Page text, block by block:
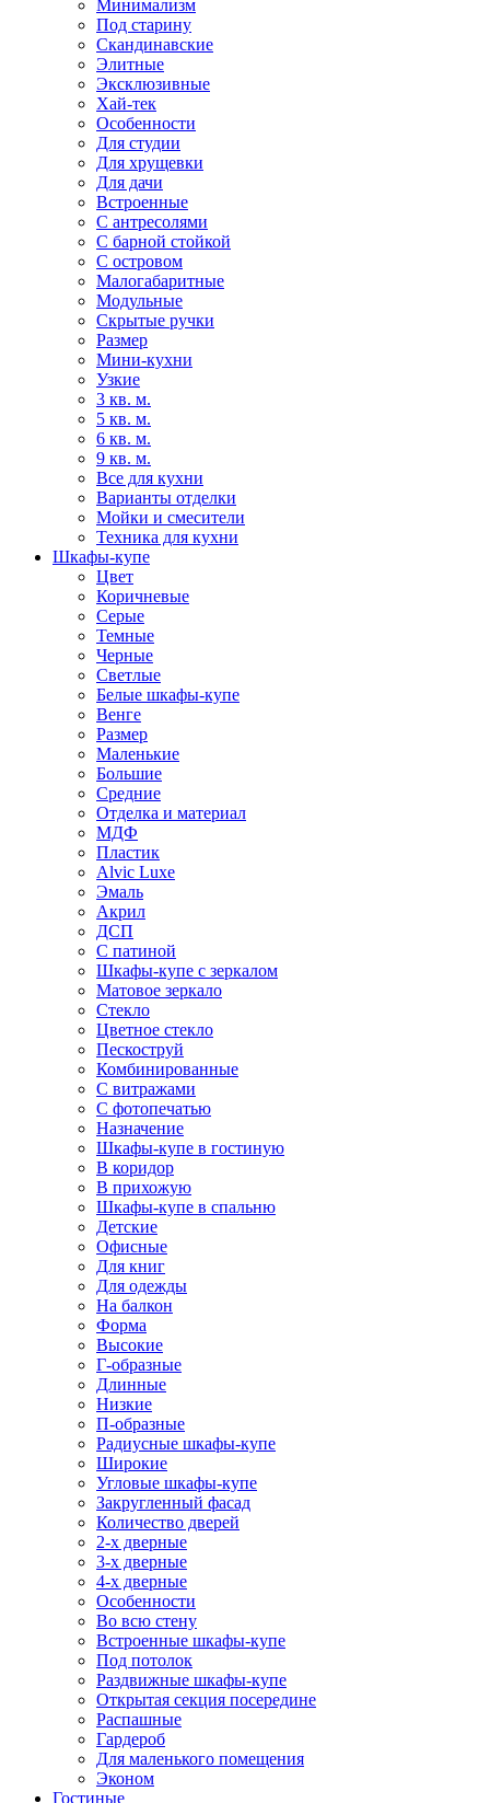
Минимализм
Под старину
Скандинавские
Элитные
Эксклюзивные
Хай-тек
Особенности
Для студии
Для хрущевки
Для дачи
Встроенные
С антресолями
С барной стойкой
С островом
Малогабаритные
Модульные
Скрытые ручки
Размер
Мини-кухни
Узкие
3 кв. м.
5 кв. м.
6 кв. м.
9 кв. м.
Все для кухни
Варианты отделки
Мойки и смесители
Техника для кухни
Шкафы-купе
Цвет
Коричневые
Серые
Темные
Черные
Светлые
Белые шкафы-купе
Венге
Размер
Маленькие
Большие
Средние
Отделка и материал
МДФ
Пластик
Alvic Luxe
Эмаль
Акрил
ДСП
С патиной
Шкафы-купе с зеркалом
Матовое зеркало
Стекло
Цветное стекло
Пескоструй
Комбинированные
С витражами
С фотопечатью
Назначение
Шкафы-купе в гостиную
В коридор
В прихожую
Шкафы-купе в спальню
Детские
Офисные
Для книг
Для одежды
На балкон
Форма
Высокие
Г-образные
Длинные
Низкие
П-образные
Радиусные шкафы-купе
Широкие
Угловые шкафы-купе
Закругленный фасад
Количество дверей
2-х дверные
3-х дверные
4-х дверные
Особенности
Во всю стену
Встроенные шкафы-купе
Под потолок
Раздвижные шкафы-купе
Открытая секция посередине
Распашные
Гардероб
Для маленького помещения
Эконом
Гостиные